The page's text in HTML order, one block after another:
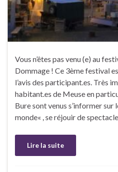
Vous n’êtes pas venu (e) au
Dommage ! Ce 3ème festival
l’avis des participant.es. Très
habitant.es de Meuse en
Bure sont venus s’informer sur
monde« , se réjouir de
Lire la suite